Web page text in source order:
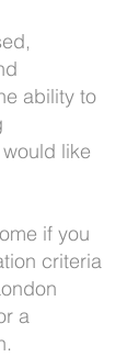
ability to
like
if you
criteria
a